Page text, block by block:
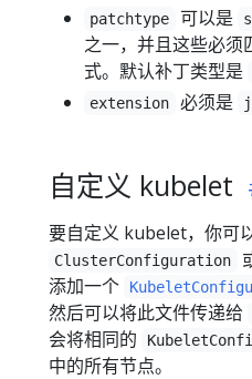
patchtype 可以是
之一，并且这些必须
式。默认补丁类型是
extension 必须是
自定义 kubelet
要自定义 kubelet，你可
ClusterConfiguration
添加一个
然后可以将此文件传递给
会将相同的
中的所有节点。